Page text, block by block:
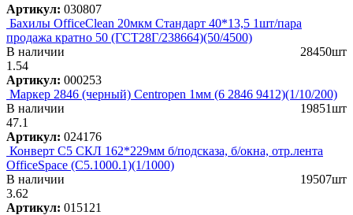
Артикул: 030807
Бахилы OfficeClean 20мкм Стандарт 40*13,5 1шт/пара
продажа кратно 50 (ГСТ28Г/238664)(50/4500)
В наличии
28450шт
1.54
Артикул: 000253
Маркер 2846 (черный) Centropen 1мм (6 2846 9412)(1/10/200)
В наличии
19851шт
47.1
Артикул: 024176
Конверт C5 СКЛ 162*229мм б/подсказа, б/окна, отр.лента
OfficeSpace (С5.1000.1)(1/1000)
В наличии
19507шт
3.62
Артикул: 015121